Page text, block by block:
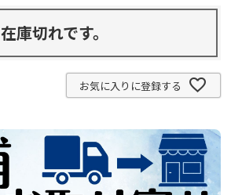
在庫切れです。
お気に入りに登録する